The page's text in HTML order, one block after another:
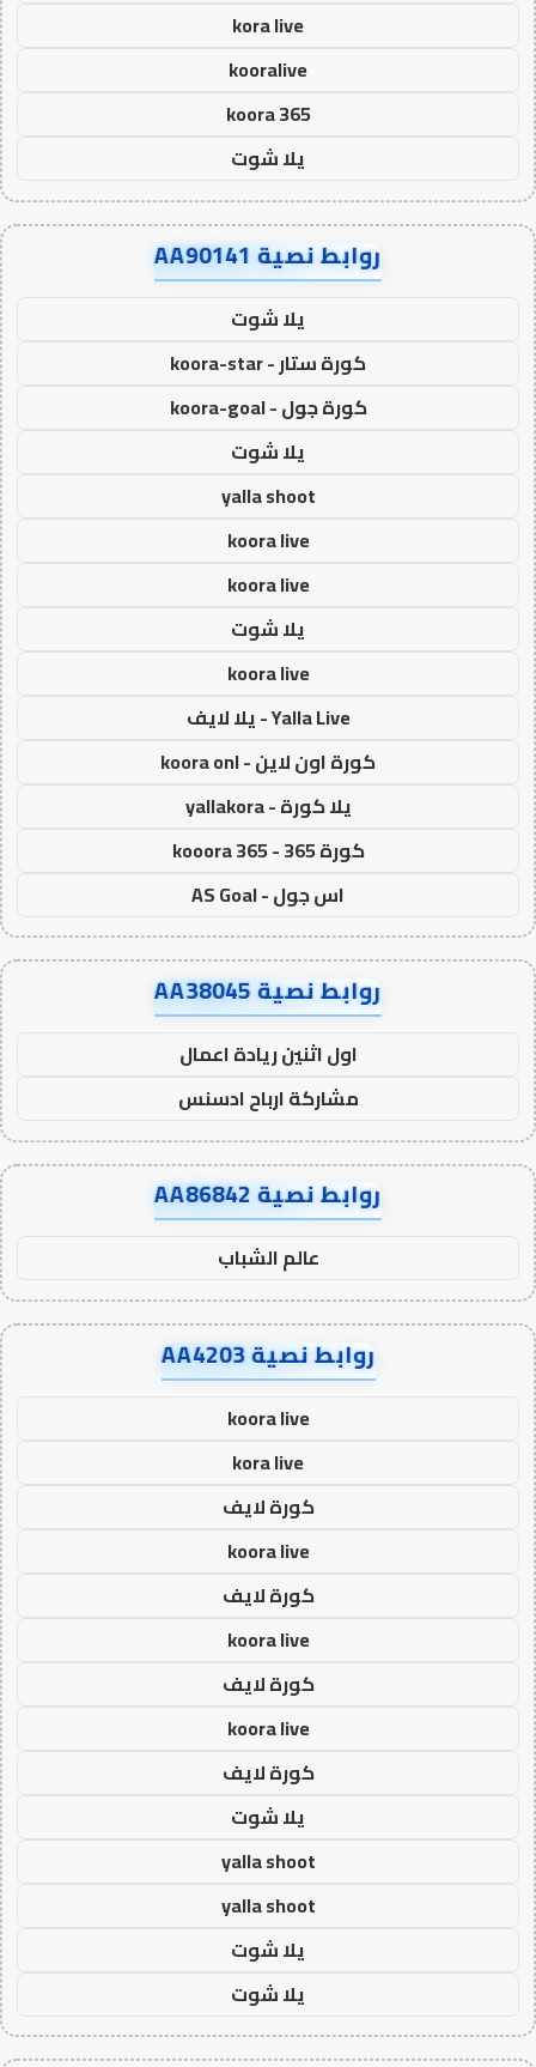
kora live
kooralive
koora 365
يلا شوت
روابط نصية AA90141
يلا شوت
كورة ستار - koora-star
كورة جول - koora-goal
يلا شوت
yalla shoot
koora live
koora live
يلا شوت
koora live
Yalla Live - يلا لايف
كورة اون لاين - koora onl
يلا كورة - yallakora
كورة 365 - kooora 365
اس جول - AS Goal
روابط نصية AA38045
اول اثنين ريادة اعمال
مشاركة ارباح ادسنس
روابط نصية AA86842
عالم الشباب
روابط نصية AA4203
koora live
kora live
كورة لايف
koora live
كورة لايف
koora live
كورة لايف
koora live
كورة لايف
يلا شوت
yalla shoot
yalla shoot
يلا شوت
يلا شوت